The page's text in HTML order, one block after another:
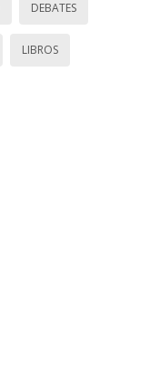
DEBATES
LIBROS